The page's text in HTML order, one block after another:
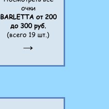
очки
BARLETTA от 200
до 300 руб.
(всего 19 шт.)
→